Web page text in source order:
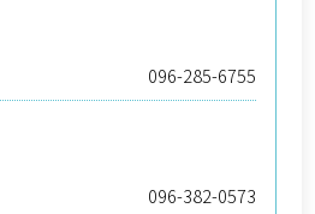
096-285-6755
096-382-0573